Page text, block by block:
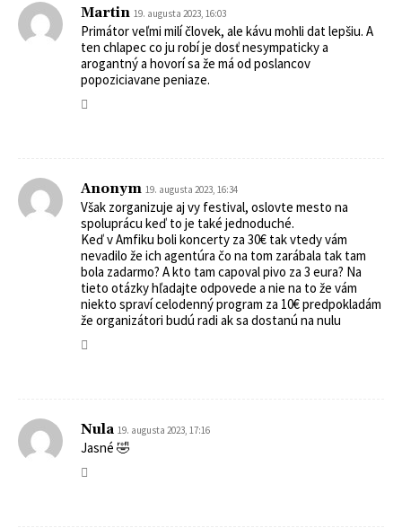
Martin 19. augusta 2023, 16:03
Primátor veľmi milí človek, ale kávu mohli dat lepšiu. A
ten chlapec co ju robí je dosť nesympaticky a
arogantný a hovorí sa že má od poslancov
popoziciavane peniaze.
Anonym 19. augusta 2023, 16:34
Však zorganizuje aj vy festival, oslovte mesto na
spoluprácu keď to je také jednoduché.
Keď v Amfiku boli koncerty za 30€ tak vtedy vám
nevadilo že ich agentúra čo na tom zarábala tak tam
bola zadarmo? A kto tam capoval pivo za 3 eura? Na
tieto otázky hľadajte odpovede a nie na to že vám
niekto spraví celodenný program za 10€ predpokladám
že organizátori budú radi ak sa dostanú na nulu
Nula 19. augusta 2023, 17:16
Jasné 🤣